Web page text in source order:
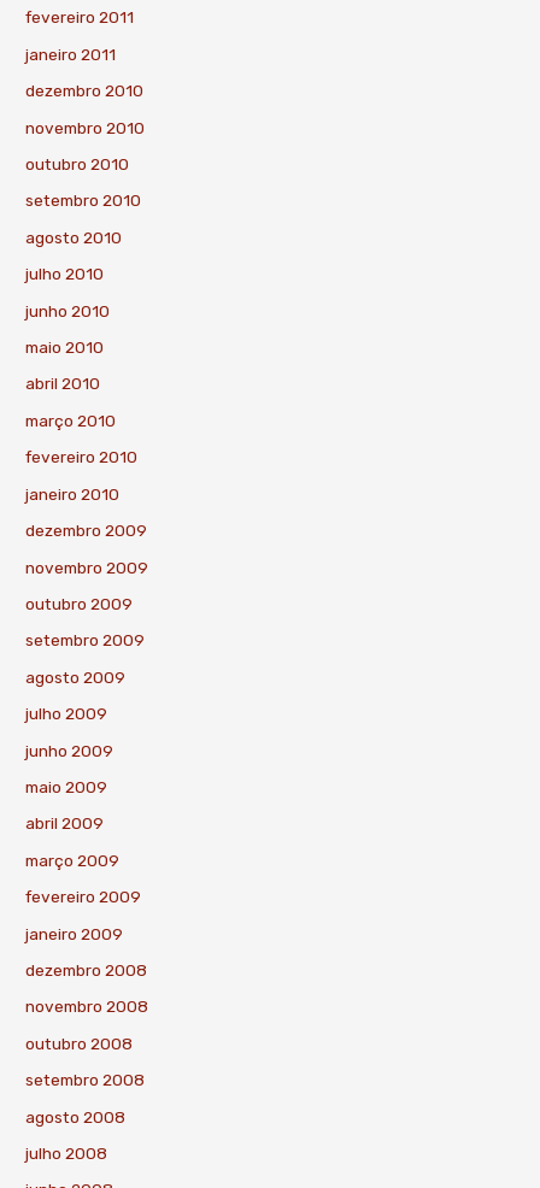
fevereiro 2011
janeiro 2011
dezembro 2010
novembro 2010
outubro 2010
setembro 2010
agosto 2010
julho 2010
junho 2010
maio 2010
abril 2010
março 2010
fevereiro 2010
janeiro 2010
dezembro 2009
novembro 2009
outubro 2009
setembro 2009
agosto 2009
julho 2009
junho 2009
maio 2009
abril 2009
março 2009
fevereiro 2009
janeiro 2009
dezembro 2008
novembro 2008
outubro 2008
setembro 2008
agosto 2008
julho 2008